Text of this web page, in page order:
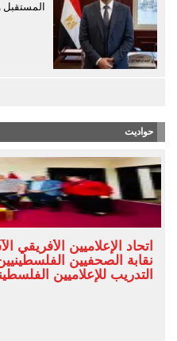
المستقبل
حواديت
اتحاد الإعلاميين الأفريقي
نقابة الصحفيين
التدريب للإعلاميين